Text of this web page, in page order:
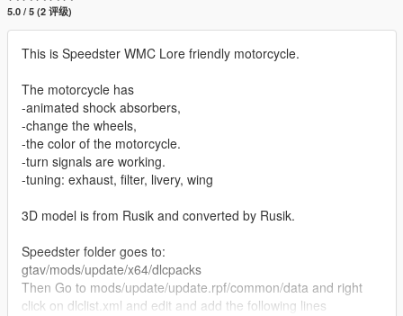
5.0 / 5 (2 评级)
This is Speedster WMC Lore friendly motorcycle.
The motorcycle has
-animated shock absorbers,
-change the wheels,
-the color of the motorcycle.
-turn signals are working.
-tuning: exhaust, filter, livery, wing
3D model is from Rusik and converted by Rusik.
Speedster folder goes to:
gtav/mods/update/x64/dlcpacks
Then Go to mods/update/update.rpf/common/data and right
click on dlclist.xml and edit and add the following lines